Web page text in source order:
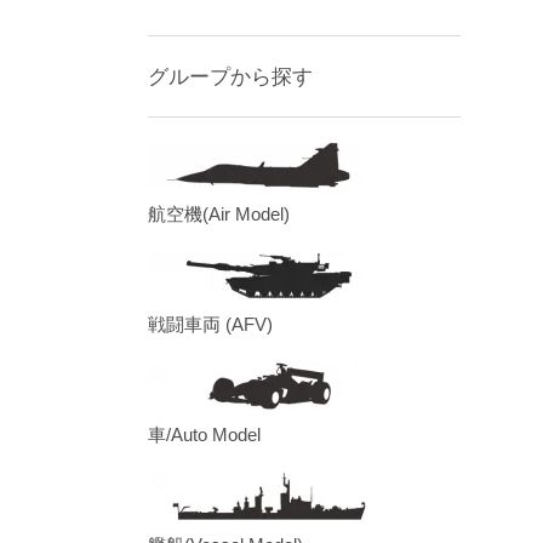
グループから探す
航空機(Air Model)
戦闘車両 (AFV)
車/Auto Model